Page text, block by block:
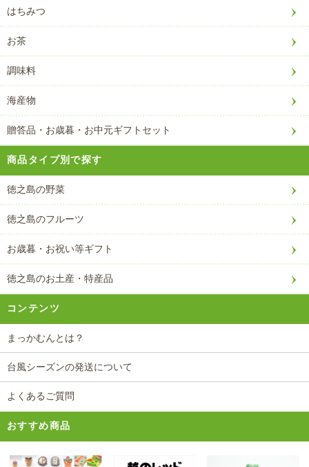
はちみつ
お茶
調味料
海産物
贈答品・お歳暮・お中元ギフトセット
商品タイプ別で探す
徳之島の野菜
徳之島のフルーツ
お歳暮・お祝い等ギフト
徳之島のお土産・特産品
コンテンツ
まっかむんとは？
台風シーズンの発送について
よくあるご質問
おすすめ商品